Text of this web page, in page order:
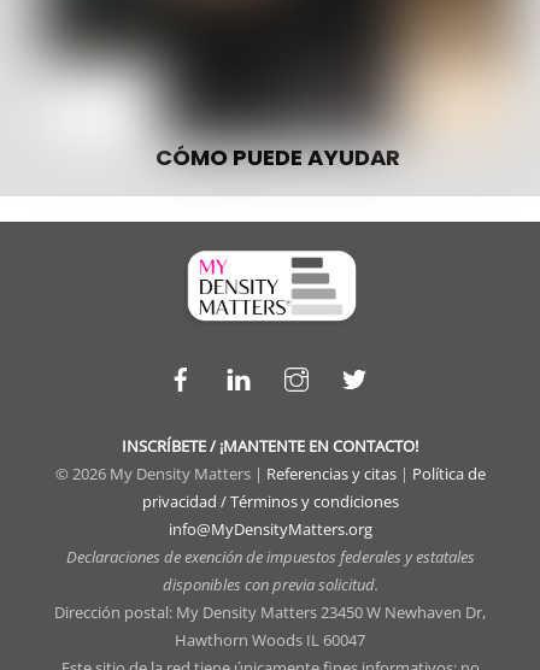
CÓMO PUEDE AYUDAR
Facebook LinkedIn
INSCRÍBETE / ¡MANTENTE EN CONTACTO!
© 2026 My Density Matters | Referencias y citas| Política de
privacidad / Términos y condiciones
info@MyDensityMatters.org
Declaraciones de exención de impuestos federales y estatales
disponibles con previa solicitud.
Dirección postal: My Density Matters 23450 W Newhaven Dr,
Hawthorn Woods IL 60047